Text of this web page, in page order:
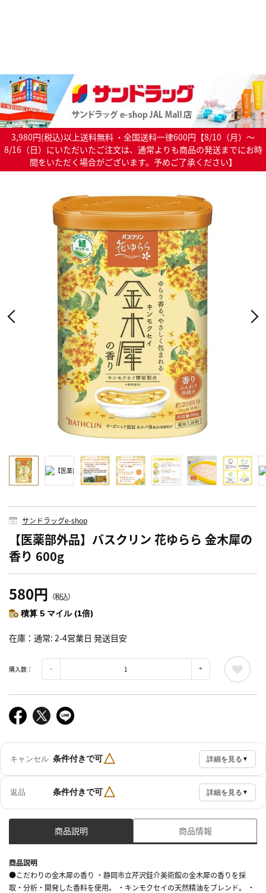
3,980円(税込)以上送料無料 ・全国送料一律600円【8/10（月）～
8/16（日）にいただいたご注文は、通常よりも商品の発送までにお時
間をいただく場合がございます。予めご了承ください】
サンドラッグe-shop
【医薬部外品】バスクリン 花ゆらら 金木犀の
香り 600g
580円 （税込）
積算 5 マイル (1倍)
在庫 通常: 2-4営業日 発送目安
購入数：
キャンセル 条件付きで可△ 詳細を見る ▼
返品 条件付きで可△ 詳細を見る ▼
商品説明 商品情報
商品説明
●こだわりの金木犀の香り ・静岡市立芹沢銈介美術館の金木犀の香りを採
取・分析・開発した香料を使用。 ・キンモクセイの天然精油をブレンド。 ・